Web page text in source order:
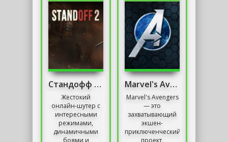
Стандофф 2 на ПК без Эмулятора
Жестокий
онлайн-шутер с
интересными
режимами,
динамичными
боями и
Marvel's Avengers
Marvel's Avengers
— это
захватывающий
экшен-
приключенческий
проект,